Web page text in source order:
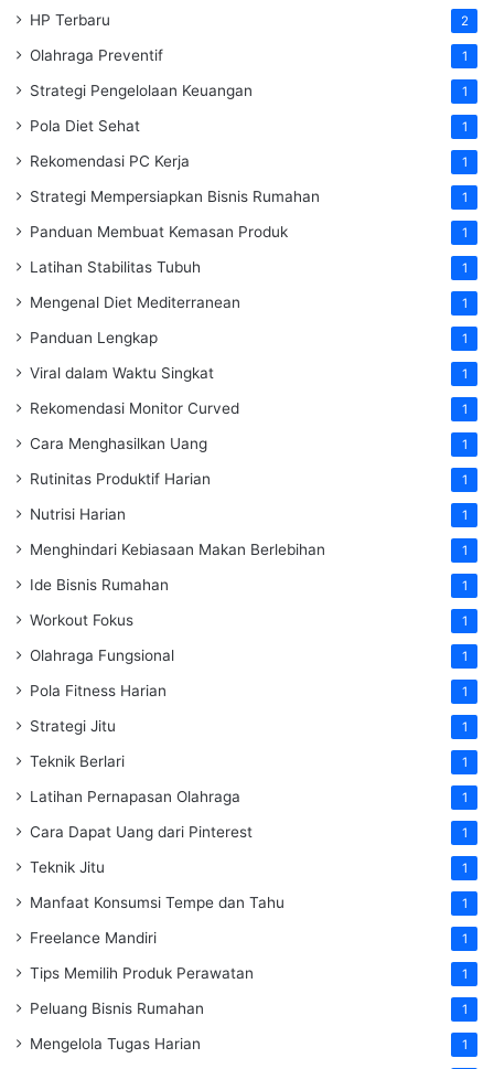
HP Terbaru 2
Olahraga Preventif 1
Strategi Pengelolaan Keuangan 1
Pola Diet Sehat 1
Rekomendasi PC Kerja 1
Strategi Mempersiapkan Bisnis Rumahan 1
Panduan Membuat Kemasan Produk 1
Latihan Stabilitas Tubuh 1
Mengenal Diet Mediterranean 1
Panduan Lengkap 1
Viral dalam Waktu Singkat 1
Rekomendasi Monitor Curved 1
Cara Menghasilkan Uang 1
Rutinitas Produktif Harian 1
Nutrisi Harian 1
Menghindari Kebiasaan Makan Berlebihan 1
Ide Bisnis Rumahan 1
Workout Fokus 1
Olahraga Fungsional 1
Pola Fitness Harian 1
Strategi Jitu 1
Teknik Berlari 1
Latihan Pernapasan Olahraga 1
Cara Dapat Uang dari Pinterest 1
Teknik Jitu 1
Manfaat Konsumsi Tempe dan Tahu 1
Freelance Mandiri 1
Tips Memilih Produk Perawatan 1
Peluang Bisnis Rumahan 1
Mengelola Tugas Harian 1